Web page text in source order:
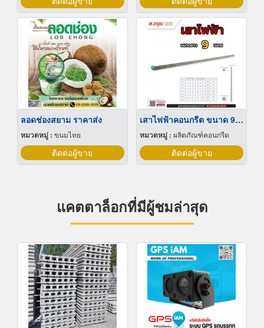
ลอดช่องสยาม ราคาส่ง
หมวดหมู่ : ขนมไทย
ติดต่อผู้ขาย
เสาไฟฟ้าคอนกรีต ขนาด 9 เมตร มาตรฐานการไฟฟ้าส่วนภูมิภาค
หมวดหมู่ : ผลิตภัณฑ์คอนกรีต
ติดต่อผู้ขาย
แคตตาล็อกที่มีผู้ชมล่าสุด